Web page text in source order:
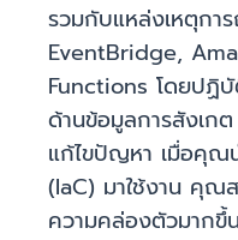
รวมกับแหล่งเหตุกา
EventBridge,
Functions โดยปฏิ
ด้านข้อมูลการสังเก
แก้ไขปัญหา เมื่อคุณ
(IaC) มาใช้งาน คุณ
ความคล่องตัวมากขึ้